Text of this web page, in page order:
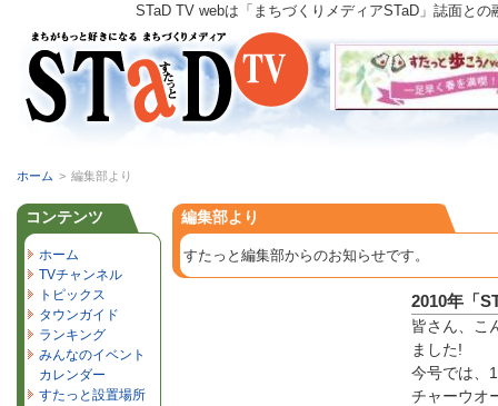
STaD TV webは「まちづくりメディアSTaD」誌面と
ホーム > 編集部より
編集部より
すたっと編集部からのお知らせです。
2010年「
皆さん、こ
ました!
今号では、
チャーウオ
コンテンツ
ホーム
TVチャンネル
トピックス
タウンガイド
ランキング
みんなのイベント
カレンダー
すたっと設置場所